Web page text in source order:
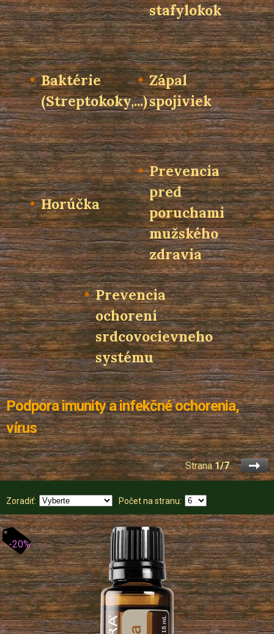
stafylokok
Baktérie
(Streptokoky,...)
Zápal
spojiviek
Horúčka
Prevencia
pred
poruchami
mužského
zdravia
Prevencia
ochorení
srdcovocievneho
systému
Podpora imunity a infekčné ochorenia,
vírus
Strana1/7
Zoradiť: Počet na stranu:
-20%